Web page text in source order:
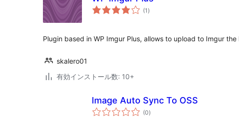
(1 個
の)
Plugin based in WP Imgur Plus, allows to upload to Imgur
skalero01
有効インストール数: 10+
Image Auto Sync To OSS
(0個
の)